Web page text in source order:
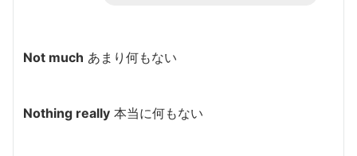
Not much あまり何もない
Nothing really 本当に何もない